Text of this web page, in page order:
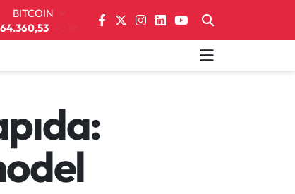
DOLAR
47,7069
EURO
6618.49
2.12
BİST100
13.887
BITCOIN
64.360,53 -0.76